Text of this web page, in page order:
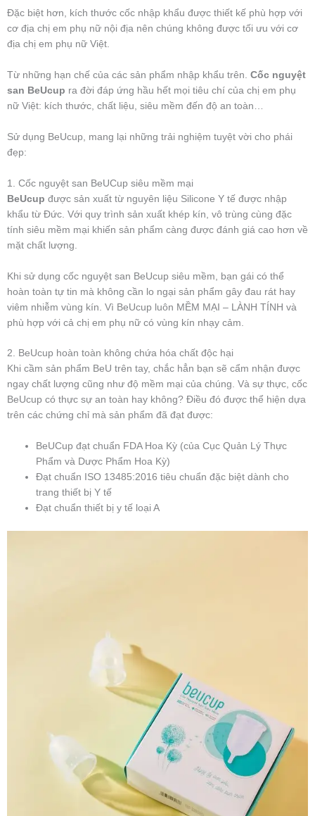
Đặc biệt hơn, kích thước cốc nhập khẩu được thiết kế phù hợp với
cơ địa chị em phụ nữ nội địa nên chúng không được tối ưu với cơ
địa chị em phụ nữ Việt.
Từ những hạn chế của các sản phẩm nhập khẩu trên. Cốc nguyệt
san BeUcup ra đời đáp ứng hầu hết mọi tiêu chí của chị em phụ
nữ Việt: kích thước, chất liệu, siêu mềm đến độ an toàn…
Sử dụng BeUcup, mang lại những trải nghiệm tuyệt vời cho phái
đẹp:
1. Cốc nguyệt san BeUCup siêu mềm mại
BeUcup được sản xuất từ nguyên liệu Silicone Y tế được nhập
khẩu từ Đức. Với quy trình sản xuất khép kín, vô trùng cùng đặc
tính siêu mềm mại khiến sản phẩm càng được đánh giá cao hơn về
mặt chất lượng.
Khi sử dụng cốc nguyệt san BeUcup siêu mềm, bạn gái có thể
hoàn toàn tự tin mà không cần lo ngại sản phẩm gây đau rát hay
viêm nhiễm vùng kín. Vì BeUcup luôn MỀM MẠI – LÀNH TÍNH và
phù hợp với cả chị em phụ nữ có vùng kín nhạy cảm.
2. BeUcup hoàn toàn không chứa hóa chất độc hại
Khi cầm sản phẩm BeU trên tay, chắc hẳn bạn sẽ cẩm nhận được
ngay chất lượng cũng như độ mềm mại của chúng. Và sự thực, cốc
BeUcup có thực sự an toàn hay không? Điều đó được thể hiện dựa
trên các chứng chỉ mà sản phẩm đã đạt được:
BeUCup đạt chuẩn FDA Hoa Kỳ (của Cục Quản Lý Thực
Phẩm và Dược Phẩm Hoa Kỳ)
Đạt chuẩn ISO 13485:2016 tiêu chuẩn đặc biệt dành cho
trang thiết bị Y tế
Đạt chuẩn thiết bị y tế loại A